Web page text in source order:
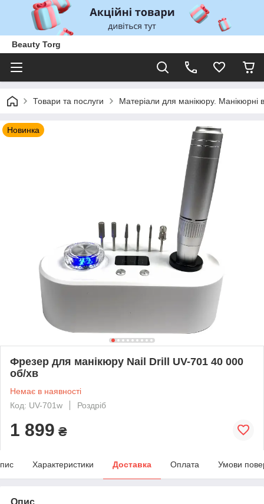
Beauty Torg
Товари та послуги Матеріали для манікюру. Манікюрні
Новинка
Фрезер для манікюру Nail Drill UV-701 40 000
об/хв
Немає в наявності
Код: UV-701w
Роздріб
1 899 ₴
Характеристики Доставка Оплата Умови
Опис